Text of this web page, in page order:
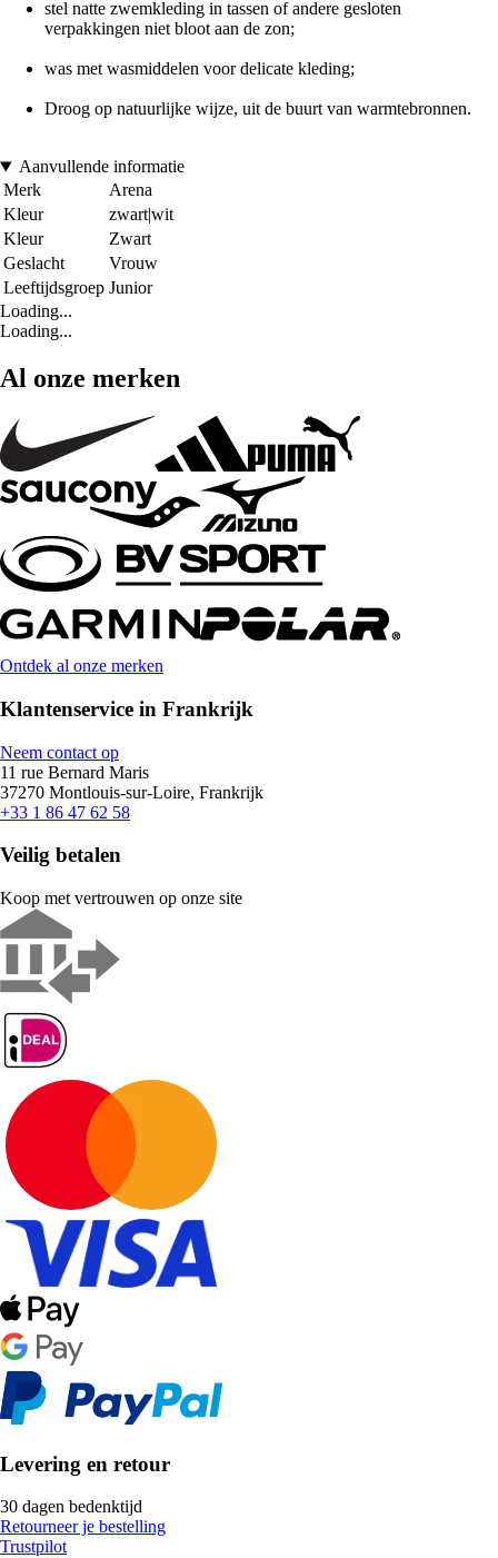
stel natte zwemkleding in tassen of andere gesloten
verpakkingen niet bloot aan de zon;
was met wasmiddelen voor delicate kleding;
Droog op natuurlijke wijze, uit de buurt van warmtebronnen.
Aanvullende informatie
Merk
Arena
Kleur
zwart|wit
Kleur
Zwart
Geslacht
Vrouw
Leeftijdsgroep Junior
Loading...
Loading...
Al onze merken
Ontdek al onze merken
Klantenservice in Frankrijk
Neem contact op
11 rue Bernard Maris
37270 Montlouis-sur-Loire, Frankrijk
+33 1 86 47 62 58
Veilig betalen
Koop met vertrouwen op onze site
Levering en retour
30 dagen bedenktijd
Retourneer je bestelling
Trustpilot